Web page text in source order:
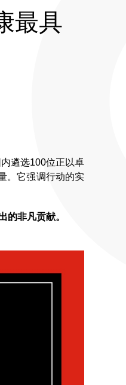
最具
遴选100位正以卓
。它强调行动的实
的非凡贡献。